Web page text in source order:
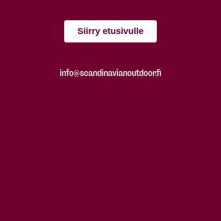
Siirry etusivulle
info@scandinavianoutdoor.fi